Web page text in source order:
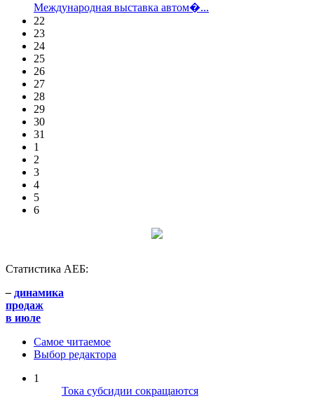
Международная выставка автом�...
22
23
24
25
26
27
28
29
30
31
1
2
3
4
5
6
Статистика АЕБ:
– динамика
продаж
в июле
Самое читаемое
Выбор редактора
1
Тока субсидии сокращаются